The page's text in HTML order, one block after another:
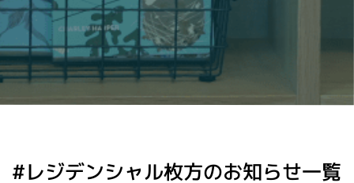
#レジデンシャル枚方のお知らせ一覧